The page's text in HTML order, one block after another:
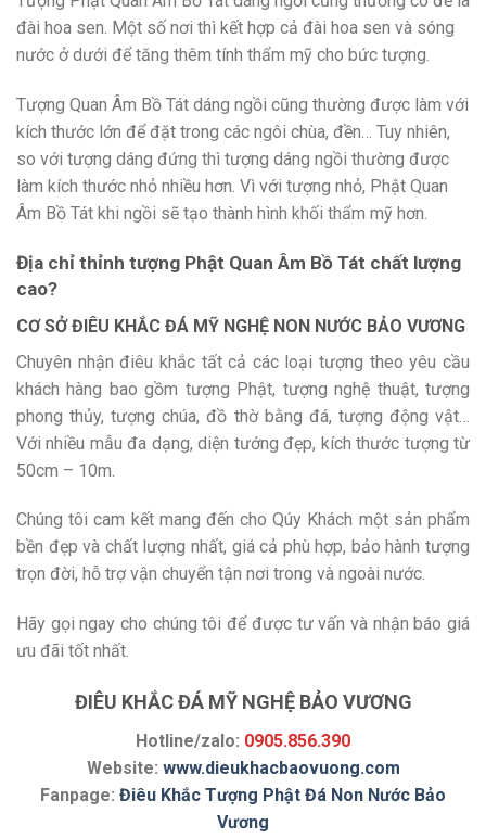
đài hoa sen. Một số nơi thì kết hợp cả đài hoa sen và sóng
nước ở dưới để tăng thêm tính thẩm mỹ cho bức tượng.
Tượng Quan Âm Bồ Tát dáng ngồi cũng thường được làm với
kích thước lớn để đặt trong các ngôi chùa, đền… Tuy nhiên,
so với tượng dáng đứng thì tượng dáng ngồi thường được
làm kích thước nhỏ nhiều hơn. Vì với tượng nhỏ, Phật Quan
Âm Bồ Tát khi ngồi sẽ tạo thành hình khối thẩm mỹ hơn.
Địa chỉ thỉnh tượng Phật Quan Âm Bồ Tát chất lượng
cao?
CƠ SỞ ĐIÊU KHẮC ĐÁ MỸ NGHỆ NON NƯỚC BẢO VƯƠNG
Chuyên nhận điêu khắc tất cả các loại tượng theo yêu cầu
khách hàng bao gồm tượng Phật, tượng nghệ thuật, tượng
phong thủy, tượng chúa, đồ thờ bằng đá, tượng động vật…
Với nhiều mẫu đa dạng, diện tướng đẹp, kích thước tượng từ
50cm – 10m.
Chúng tôi cam kết mang đến cho Qúy Khách một sản phẩm
bền đẹp và chất lượng nhất, giá cả phù hợp, bảo hành tượng
trọn đời, hỗ trợ vận chuyển tận nơi trong và ngoài nước.
Hãy gọi ngay cho chúng tôi để được tư vấn và nhận báo giá
ưu đãi tốt nhất.
ĐIÊU KHẮC ĐÁ MỸ NGHỆ BẢO VƯƠNG
Hotline/zalo: 0905.856.390
Website: www.dieukhacbaovuong.com
Fanpage: Điêu Khắc Tượng Phật Đá Non Nước Bảo
Vương